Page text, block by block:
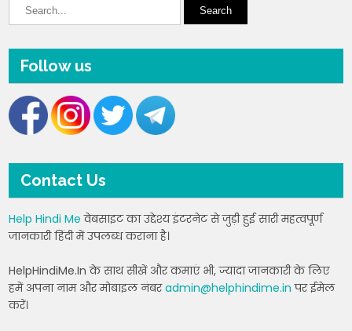
Follow us
Contact Us
Help Hindi Me वेबसाइट का उद्देश्य इंटरनेट से जुड़ी हुई सारी महत्वपूर्ण
जानकारी हिंदी में उपलब्ध कराना है।
HelpHindiMe.In के साथ सीखें और कमाएं भी, ज्यादा जानकारी के लिए
हमें अपना नाम और मोबाइल नंबरadmin@helphindime.in पर ईमेल
करें।